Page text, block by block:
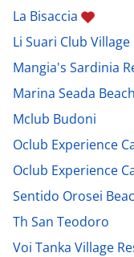
La Bisaccia
Li Suari Club Village
Mangia's Sardinia
Marina Seada Beach
Mclub Budoni
Oclub Experience
Oclub Experience
Sentido Orosei
Th San Teodoro
Voi Tanka Village